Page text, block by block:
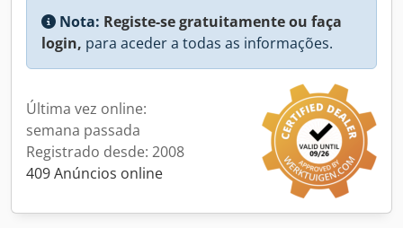
Nota: Registe-se gratuitamente ou faça
login, para aceder a todas as informações.
Última vez online:
semana passada
Registrado desde: 2008
409 Anúncios online